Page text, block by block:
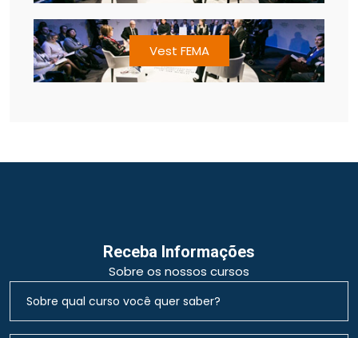
Vest FEMA
Receba Informações
Sobre os nossos cursos